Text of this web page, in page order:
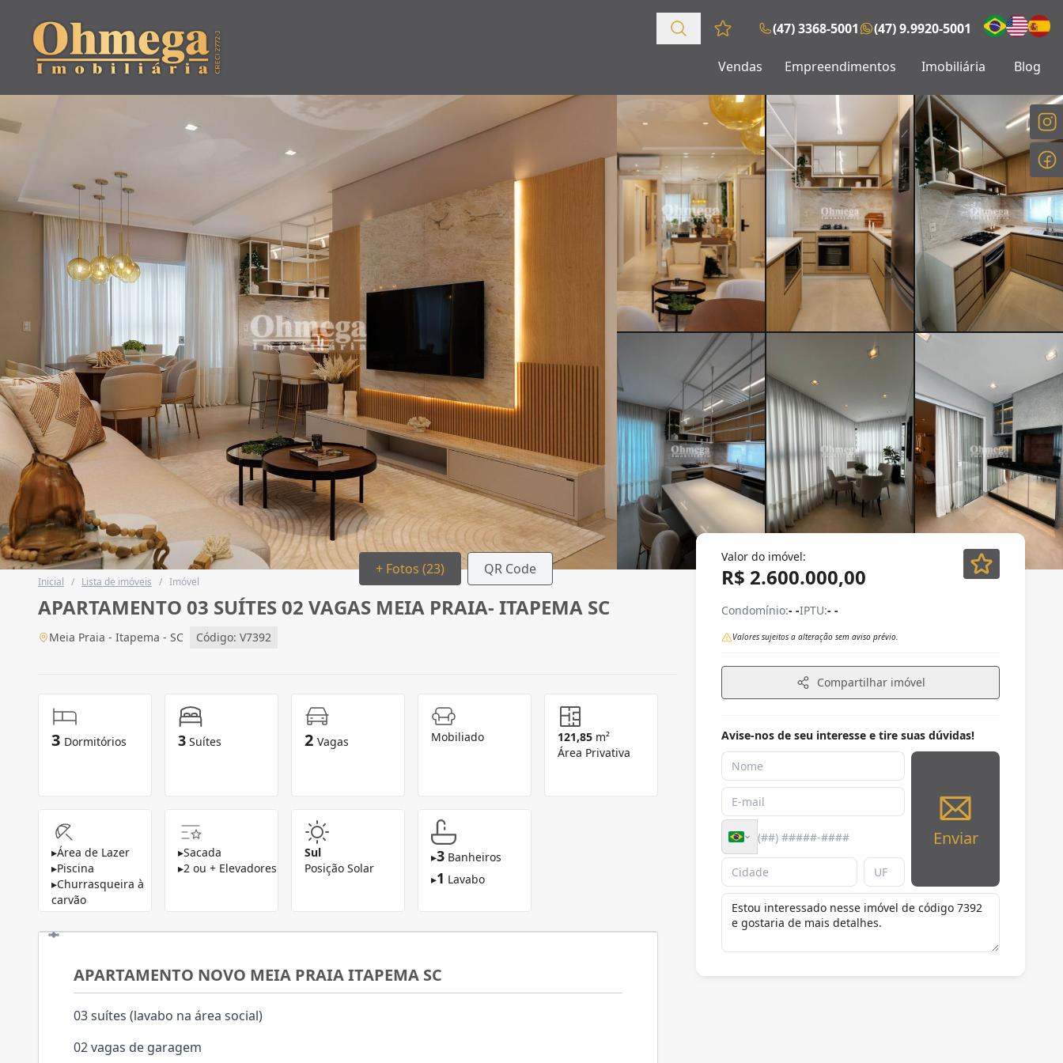
Favoritos (0 itens)
(47) 3368-5001 (47) 9.9920-5001
Vendas Empreendimentos Imobiliária Blog
+ Fotos (23) QR Code
Inicial / Lista de imóveis / Imóvel
APARTAMENTO 03 SUÍTES 02 VAGAS MEIA PRAIA- ITAPEMA SC
Meia Praia - Itapema - SC Código: V7392
3 Dormitórios 3 Suítes 2 Vagas Mobiliado 121,85 m²
Área Privativa
▸Área de Lazer
▸Piscina
▸Churrasqueira à
carvão
▸Sacada
▸2 ou + Elevadores
Sul
Posição Solar
▸3 Banheiros
▸1 Lavabo
APARTAMENTO NOVO MEIA PRAIA ITAPEMA SC
03 suítes (lavabo na área social)
02 vagas de garagem
Valor do imóvel:
R$ 2.600.000,00
Condomínio:- -IPTU:- -
Valores sujeitos a alteração sem aviso prévio.
Compartilhar imóvel
Avise-nos de seu interesse e tire suas dúvidas!
Enviar